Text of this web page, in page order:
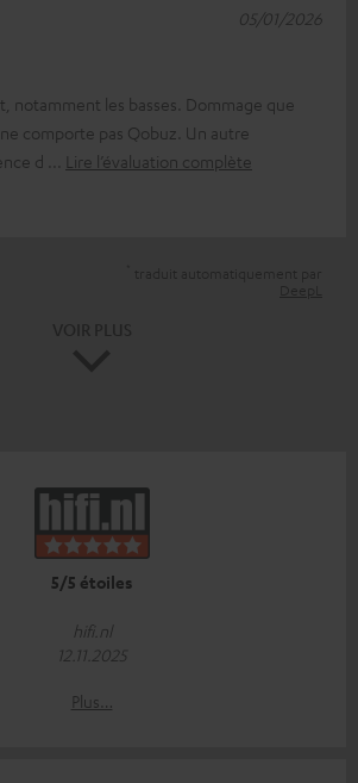
notamment les basses. Dommage que
comporte pas Qobuz. Un autre
d
Lire l’évaluation complète
05/01/2026
5/5 étoiles
hifi.nl
12.11.2025
Plus…